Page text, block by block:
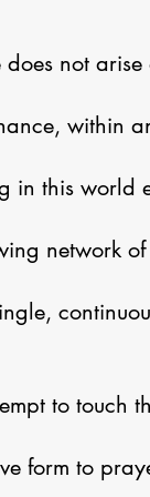
does not
within
in this world
network
to touch
form to